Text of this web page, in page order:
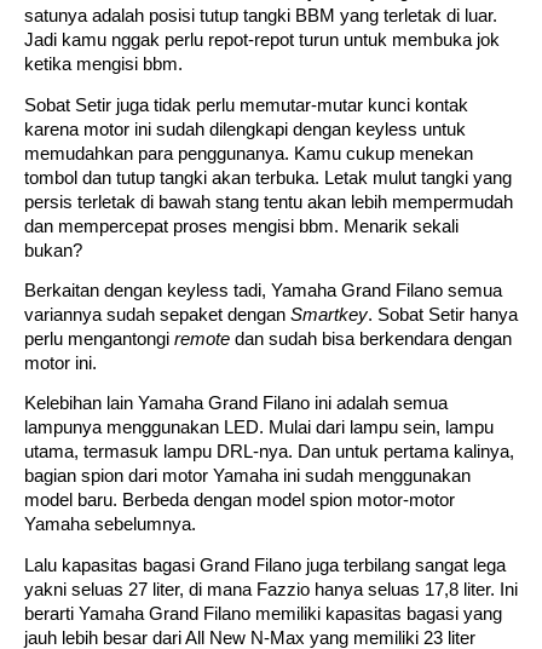
satunya adalah posisi tutup tangki BBM yang terletak di luar.
Jadi kamu nggak perlu repot-repot turun untuk membuka jok
ketika mengisi bbm.
Sobat Setir juga tidak perlu memutar-mutar kunci kontak
karena motor ini sudah dilengkapi dengan keyless untuk
memudahkan para penggunanya. Kamu cukup menekan
tombol dan tutup tangki akan terbuka. Letak mulut tangki yang
persis terletak di bawah stang tentu akan lebih mempermudah
dan mempercepat proses mengisi bbm. Menarik sekali
bukan?
Berkaitan dengan keyless tadi, Yamaha Grand Filano semua
variannya sudah sepaket dengan Smartkey. Sobat Setir hanya
perlu mengantongi remote dan sudah bisa berkendara dengan
motor ini.
Kelebihan lain Yamaha Grand Filano ini adalah semua
lampunya menggunakan LED. Mulai dari lampu sein, lampu
utama, termasuk lampu DRL-nya. Dan untuk pertama kalinya,
bagian spion dari motor Yamaha ini sudah menggunakan
model baru. Berbeda dengan model spion motor-motor
Yamaha sebelumnya.
Lalu kapasitas bagasi Grand Filano juga terbilang sangat lega
yakni seluas 27 liter, di mana Fazzio hanya seluas 17,8 liter. Ini
berarti Yamaha Grand Filano memiliki kapasitas bagasi yang
jauh lebih besar dari All New N-Max yang memiliki 23 liter